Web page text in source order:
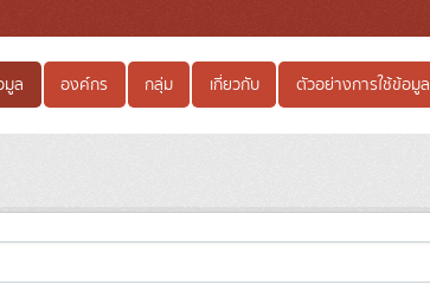
ล องค์กร กลุ่ม เกี่ยวกับ ตัวอย่างการใช้ข้อมูล